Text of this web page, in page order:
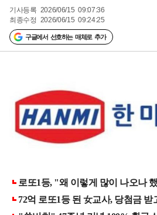
기사등록 2026/06/15 09:07:36
최종수정 2026/06/15 09:24:25
구글에서 선호하는 매체로 추가